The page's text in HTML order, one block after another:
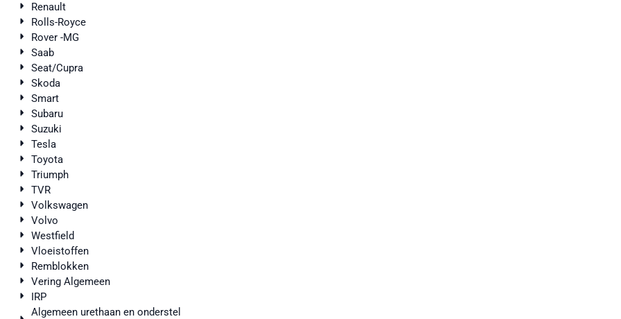
Renault
Rolls-Royce
Rover -MG
Saab
Seat/Cupra
Skoda
Smart
Subaru
Suzuki
Tesla
Toyota
Triumph
TVR
Volkswagen
Volvo
Westfield
Vloeistoffen
Remblokken
Vering Algemeen
IRP
Algemeen urethaan en onderstel